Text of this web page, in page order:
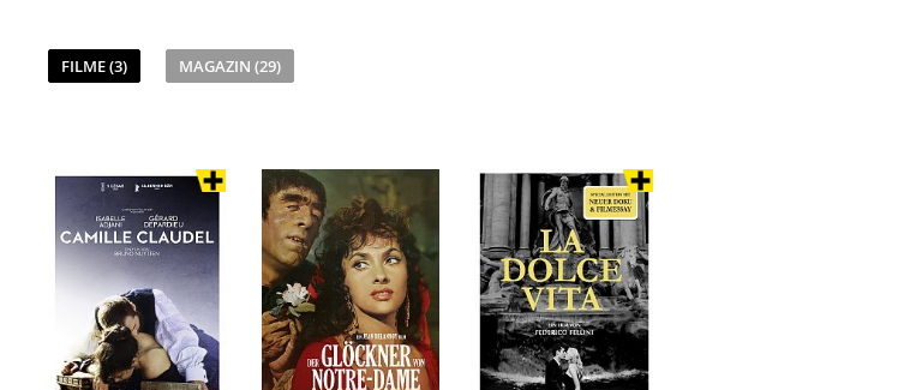
FILME (3) MAGAZIN (29)